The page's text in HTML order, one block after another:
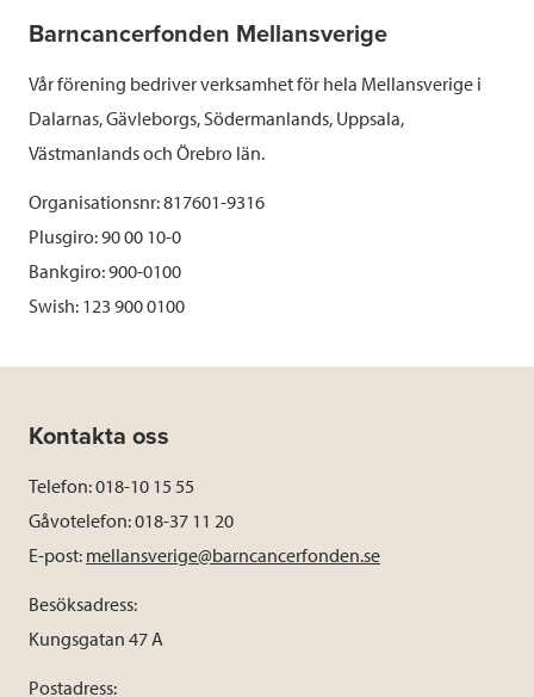
Barncancerfonden Mellansverige
Vår förening bedriver verksamhet för hela Mellansverige i
Dalarnas, Gävleborgs, Södermanlands, Uppsala,
Västmanlands och Örebro län.
Organisationsnr: 817601-9316
Plusgiro: 90 00 10-0
Bankgiro: 900-0100
Swish: 123 900 0100
Kontakta oss
Telefon: 018-10 15 55
Gåvotelefon: 018-37 11 20
E-post: mellansverige@barncancerfonden.se
Besöksadress:
Kungsgatan 47 A
Postadress: